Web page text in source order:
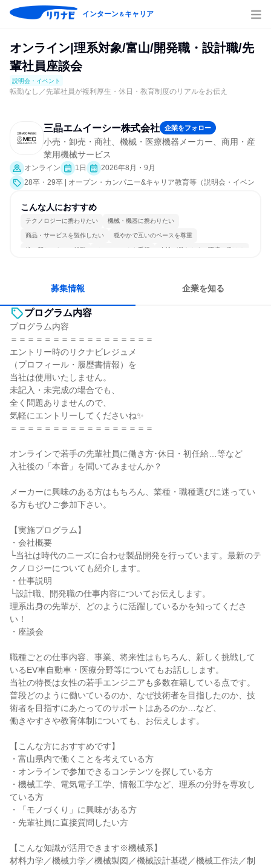
インターン＆キャリア
オンライン|理系対象/富山/開発職・設計職/先
輩社員座談会
説明会・イベント
転勤なし／先輩社員が複利厚生・休日・教育制度のリアルをお伝え
三晶エムイーシー株式会社 企業をフォロー
小売・卸売・商社、機械・医療機器メーカー、商用・産
業用機械サービス
オンライン 1日
2026年8月・9月
28卒・29卒 | オープン・カンパニー&キャリア教育等（説明会・イベン
こんな人におすすめ
テクノロジーに携わりたい 機械・機器に携わりたい
商品・サービスを製作したい 穏やかで互いのペースを尊重
常に新しいものに挑戦 チームワークを重視 女性が働きやすい環境で働ける
募集情報 企業を知る
プログラム内容
プログラム内容
＝＝＝＝＝＝＝＝＝＝＝＝＝＝＝＝＝
エントリー時のリクナビレジュメ
（プロフィール・履歴書情報）を
当社は使用いたしません。
未記入・未完成の場合でも、
全く問題ありませんので、
気軽にエントリーしてくださいね✨
＝＝＝＝＝＝＝＝＝＝＝＝＝＝＝＝＝
オンラインで若手の先輩社員に働き方･休日・初任給…等など
入社後の「本音」を聞いてみませんか？
メーカーに興味のある方はもちろん、業種・職種選びに迷ってい
る方もぜひご参加下さい。
【実施プログラム】
・会社概要
└当社は時代のニーズに合わせ製品開発を行っています。最新のテ
クノロジーについても紹介します。
・仕事説明
└設計職、開発職の仕事内容についてお伝えします。
理系出身の先輩が、どのように活躍しているかを知ってくださ
い！
・座談会
職種ごとの仕事内容、事業、将来性はもちろん、新しく挑戦して
いるEV車自動車・医療分野等についてもお話しします。
当社の特長は女性の若手エンジニアも多数在籍している点です。
普段どのように働いているのか、なぜ技術者を目指したのか、技
術者を目指すにあたってのサポートはあるのか…など、
働きやすさや教育体制についても、お伝えします。
【こんな方におすすめです】
・富山県内で働くことを考えている方
・オンラインで参加できるコンテンツを探している方
・機械工学、電気電子工学、情報工学など、理系の分野を専攻し
ている方
・「モノづくり」に興味がある方
・先輩社員に直接質問したい方
【こんな知識が活用できます※機械系】
材料力学／機械力学／機械製図／機械設計基礎／機械工作法／制